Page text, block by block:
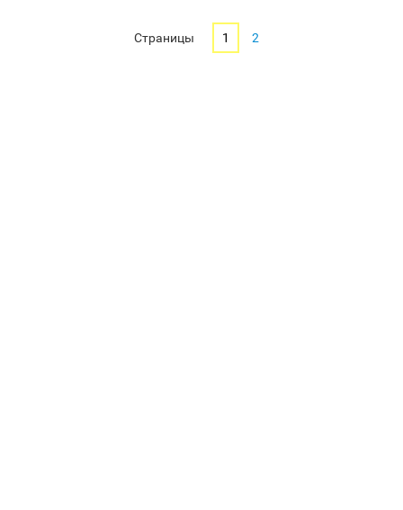
Страницы 1 2